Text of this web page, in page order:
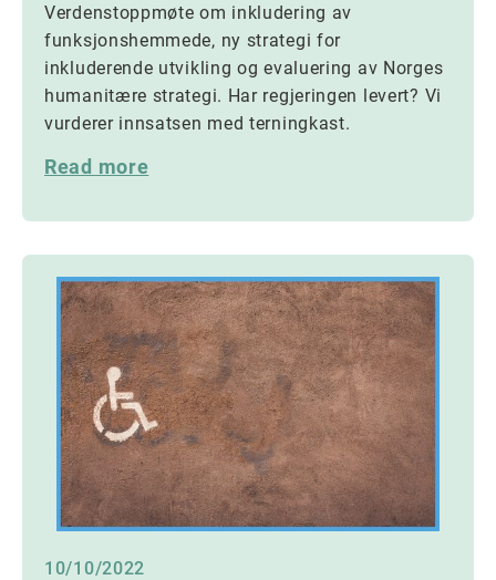
Verdenstoppmøte om inkludering av
funksjonshemmede, ny strategi for
inkluderende utvikling og evaluering av Norges
humanitære strategi. Har regjeringen levert? Vi
vurderer innsatsen med terningkast.
Read more
10/10/2022